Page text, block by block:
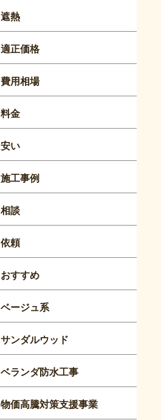
遮熱
適正価格
費用相場
料金
安い
施工事例
相談
依頼
おすすめ
ベージュ系
サンダルウッド
ベランダ防水工事
物価高騰対策支援事業